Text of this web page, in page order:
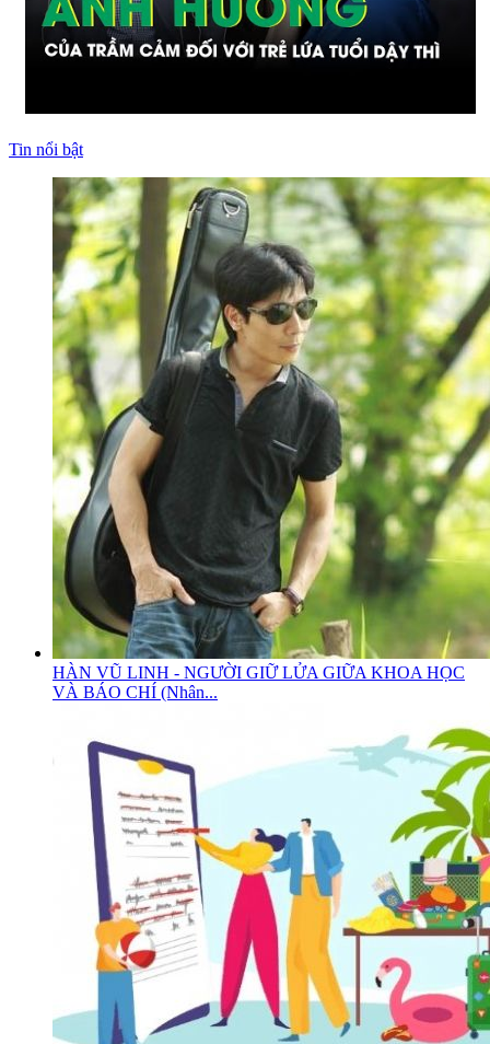
Tin nổi bật
HÀN VŨ LINH - NGƯỜI GIỮ LỬA GIỮA KHOA HỌC
VÀ BÁO CHÍ (Nhân...